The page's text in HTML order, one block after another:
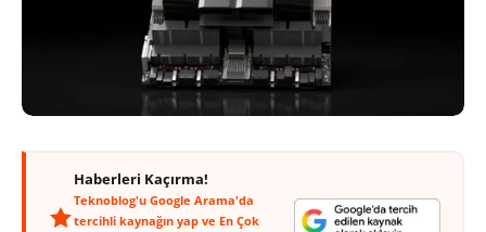
Haberleri Kaçırma!
Teknoblog'u Google Arama'da
tercihli kaynağın yap ve En Çok